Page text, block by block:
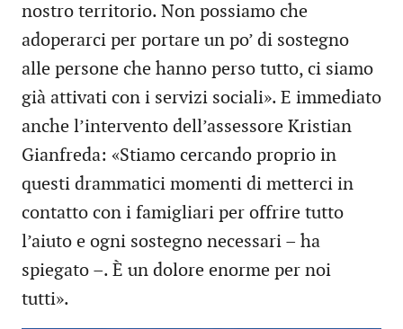
nostro territorio. Non possiamo che
adoperarci per portare un po’ di sostegno
alle persone che hanno perso tutto, ci siamo
già attivati con i servizi sociali». E immediato
anche l’intervento dell’assessore Kristian
Gianfreda: «Stiamo cercando proprio in
questi drammatici momenti di metterci in
contatto con i famigliari per offrire tutto
l’aiuto e ogni sostegno necessari – ha
spiegato –. È un dolore enorme per noi
tutti».